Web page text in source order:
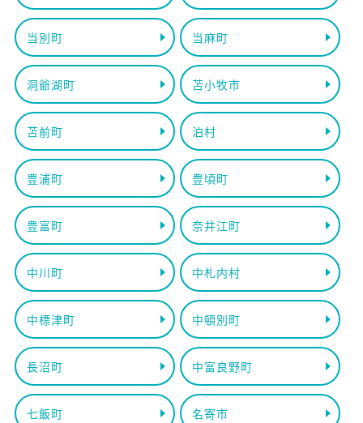
当別町 当麻町
洞爺湖町 苫小牧市
苫前町 泊村
豊浦町 豊頃町
豊富町 奈井江町
中川町 中札内村
中標津町 中頓別町
長沼町 中富良野町
七飯町 名寄市